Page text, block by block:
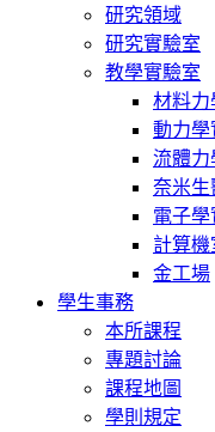
研究領域
研究實驗室
教學實驗室
材料力
動力學
流體力
奈米生
電子
計算機
金工場
學生事務
本所課程
專題討論
課程地圖
學則規定